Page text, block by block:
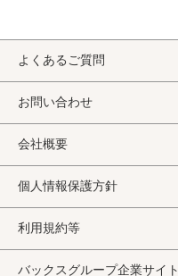
よくあるご質問
お問い合わせ
会社概要
個人情報保護方針
利用規約等
バックスグループ企業サイト